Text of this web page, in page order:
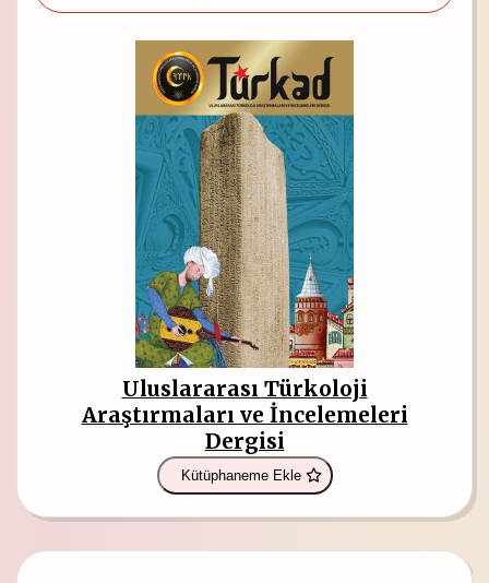
Uluslararası Türkoloji
Araştırmaları ve İncelemeleri
Dergisi
Kütüphaneme Ekle